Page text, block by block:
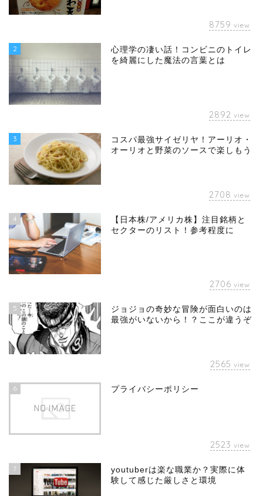
8759 view
2
心理学の凄い話！コンビニのトイレ
を綺麗にした魔法の言葉とは
2892 view
3
コスパ最強サイゼリヤ！アーリオ・
オーリオと野菜のソースで楽しもう
2708 view
4
【日本株/アメリカ株】注目銘柄と
セクターのリスト！参考程度に
2706 view
5
ジョジョの奇妙な冒険が面白いのは
最強がいないから！？ここが違うぞ
2565 view
6 プライバシーポリシー
2523 view
7
youtuberは楽な職業か？実際に体
験して感じた厳しさと環境